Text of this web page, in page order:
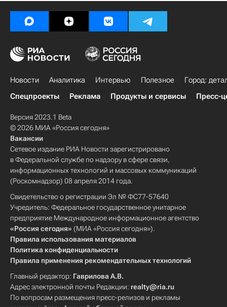
Новости Аналитика Интервью Полезное
Город:
Спецпроекты
Реклама Продукты и сервисы Пресс-
Версия 2023.1 Beta
© 2026 МИА «Россия сегодня»
Вакансии
Сетевое издание РИА Новости зарегистрировано
в Федеральной службе по надзору в сфере связи,
информационных технологий и массовых коммуникаций
(Роскомнадзор) 08 апреля 2014 года.
Свидетельство о регистрации Эл № ФС77-57640
Учредитель: Федеральное государственное унитарное
предприятие Международное информационное агентство
«Россия сегодня» (МИА «Россия сегодня»).
Правила использования материалов
Политика конфиденциальности
Правила применения рекомендательных технологий
Главный редактор: Гаврилова А.В.
Адрес электронной почты Редакции: realty@ria.ru
По вопросам размещения пресс-релизов и рекламы